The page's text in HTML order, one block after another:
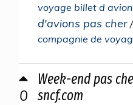
voyage billet d
d'avions pas cher /
compagnie de
0
Week-end pas
sncf.com